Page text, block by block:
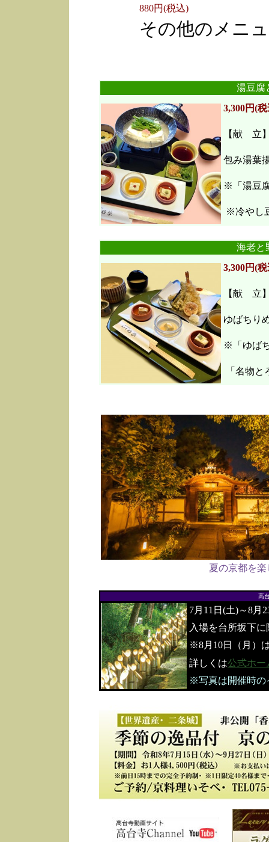
880円(税込)
その他のメニ
湯豆腐
3,300円(
【献 立
包み湯葉
※「湯豆
※冷やし
海老
3,300円(
【献 立
ゆばちり
※「ゆば
「名物と
夏の京都を
高
7月11日(土)～8月
入場を台所坂下
※8月10日（月）
詳しくは公式ホー
※写真は開催時の